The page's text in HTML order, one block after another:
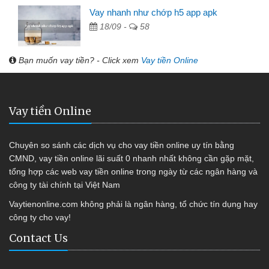
Vay nhanh như chớp h5 app apk
18/09 - 58
Bạn muốn vay tiền? - Click xem Vay tiền Online
Vay tiền Online
Chuyên so sánh các dịch vụ cho vay tiền online uy tín bằng
CMND, vay tiền online lãi suất 0 nhanh nhất không cần gặp mặt,
tổng hợp các web vay tiền online trong ngày từ các ngân hàng và
công ty tài chính tại Việt Nam
Vaytienonline.com không phải là ngân hàng, tổ chức tín dụng hay
công ty cho vay!
Contact Us